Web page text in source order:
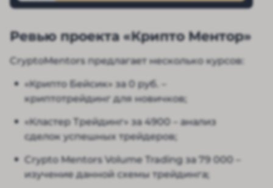
Ревью проекта «Крипто Ментор»
CryptoMentors предлагает несколько курсов:
«Крипто Бейсик» за 0 руб. –
криптотрейдинг для новичков;
«Кластер Трейдинг» за 4900 – анализ
сделок успешных трейдеров;
Crypto Mentors Volume Trading за 79 000 –
изучение данной схемы трейдинга;